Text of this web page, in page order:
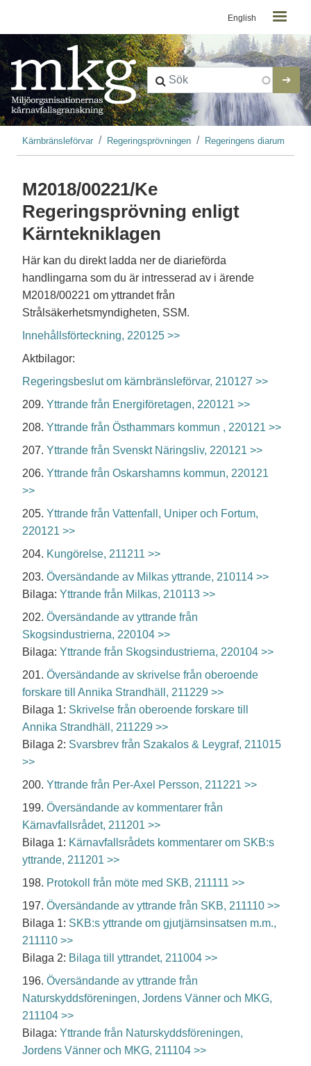
Kontaktmeny
English
Länkstig
Kärnbränsleförvar Regeringsprövningen Regeringens diarum
M2018/00221/Ke
Regeringsprövning enligt
Kärntekniklagen
Här kan du direkt ladda ner de diarieförda
handlingarna som du är intresserad av i ärende
M2018/00221 om yttrandet från
Strålsäkerhetsmyndigheten, SSM.
Innehållsförteckning, 220125 >>
Aktbilagor:
Regeringsbeslut om kärnbränsleförvar, 210127 >>
209. Yttrande från Energiföretagen, 220121 >>
208. Yttrande från Östhammars kommun , 220121 >>
207. Yttrande från Svenskt Näringsliv, 220121 >>
206. Yttrande från Oskarshamns kommun, 220121
>>
205. Yttrande från Vattenfall, Uniper och Fortum,
220121 >>
204. Kungörelse, 211211 >>
203. Översändande av Milkas yttrande, 210114 >>
Bilaga: Yttrande från Milkas, 210113 >>
202. Översändande av yttrande från
Skogsindustrierna, 220104 >>
Bilaga: Yttrande från Skogsindustrierna, 220104 >>
201. Översändande av skrivelse från oberoende
forskare till Annika Strandhäll, 211229 >>
Bilaga 1: Skrivelse från oberoende forskare till
Annika Strandhäll, 211229 >>
Bilaga 2: Svarsbrev från Szakalos & Leygraf, 211015
>>
200. Yttrande från Per-Axel Persson, 211221 >>
199. Översändande av kommentarer från
Kärnavfallsrådet, 211201 >>
Bilaga 1: Kärnavfallsrådets kommentarer om SKB:s
yttrande, 211201 >>
198. Protokoll från möte med SKB, 211111 >>
197. Översändande av yttrande från SKB, 211110 >>
Bilaga 1: SKB:s yttrande om gjutjärnsinsatsen m.m.,
211110 >>
Bilaga 2: Bilaga till yttrandet, 211004 >>
196. Översändande av yttrande från
Naturskyddsföreningen, Jordens Vänner och MKG,
211104 >>
Bilaga: Yttrande från Naturskyddsföreningen,
Jordens Vänner och MKG, 211104 >>